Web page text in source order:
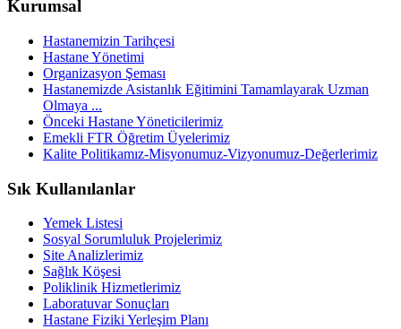
Kurumsal
Hastanemizin Tarihçesi
Hastane Yönetimi
Organizasyon Şeması
Hastanemizde Asistanlık Eğitimini Tamamlayarak Uzman
Olmaya ...
Önceki Hastane Yöneticilerimiz
Emekli FTR Öğretim Üyelerimiz
Kalite Politikamız-Misyonumuz-Vizyonumuz-Değerlerimiz
Sık Kullanılanlar
Yemek Listesi
Sosyal Sorumluluk Projelerimiz
Site Analizlerimiz
Sağlık Köşesi
Poliklinik Hizmetlerimiz
Laboratuvar Sonuçları
Hastane Fiziki Yerleşim Planı